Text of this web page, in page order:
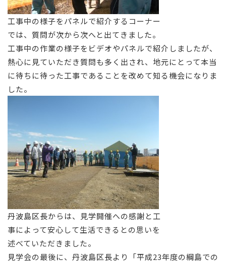
工事中の様子をパネルで紹介するコーナー
では、質問が次から次へと出てきました。
工事中の作業の様子をビデオやパネルで紹介しましたが、
熱心に見ていただき質問も多く出され、地元にとって本当
に待ちに待った工事であることを改めて知る機会になりま
した。
丹波島区長からは、見学開催への感謝と工
事によって安心して生活できるとの思いを
述べていただきました。
見学会の最後に、丹波島区長より「平成23年度の綱島での